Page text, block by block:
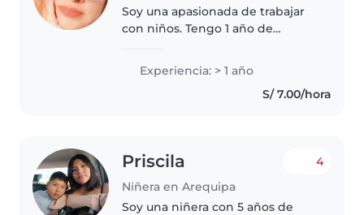
Soy una apasionada de trabajar
con niños. Tengo 1 año de
edad preescolar y primaria. Soy
amigable, paciente y empática,
características ideales para..
Experiencia: > 1 año
S/ 7.00/hora
Priscila
Niñera en Arequipa
4
Soy una niñera con 5 años de